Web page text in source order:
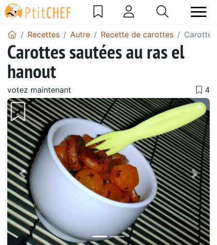
Recettes Autre Recette de carottes
Carottes sautées au ras el
hanout
votez maintenant
Précédent